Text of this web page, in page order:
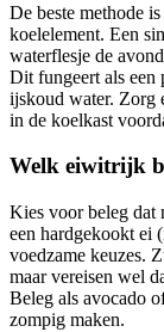
De beste methode
koelelement. Een
waterflesje de
Dit fungeert als een
ijskoud water. Zorg
in de koelkast
Welk eiwitrijk
Kies voor beleg dat
een hardgekookt ei
voedzame keuzes.
maar vereisen wel
Beleg als avocado
zompig maken.